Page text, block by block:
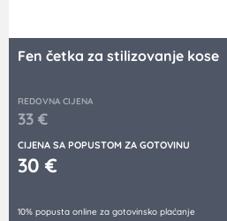
Fen četka za stilizovanje kose
REDOVNA CIJENA
33 €
CIJENA SA POPUSTOM ZA GOTOVINU
30 €
10% popusta online za gotovinsko plaćanje